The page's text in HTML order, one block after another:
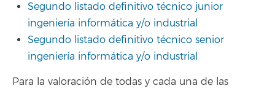
Segundo listado definitivo técnico junior
ingeniería informática y/o industrial
Segundo listado definitivo técnico senior
ingeniería informática y/o industrial
Para la valoración de todas y cada una de las